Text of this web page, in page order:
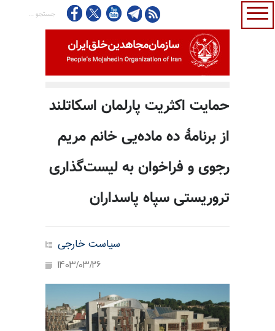
حمایت اکثریت پارلمان اسکاتلند
از برنامهٔ ده ماده‌یی خانم مریم
رجوی و فراخوان به لیست‌گذاری
تروریستی سپاه پاسداران
سیاست خارجی
1403/03/26